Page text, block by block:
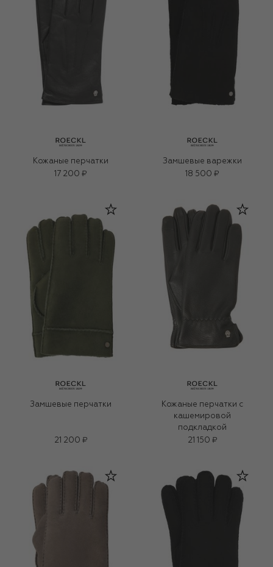
Кожаные перчатки
17 200 ₽
Замшевые варежки
18 500 ₽
Замшевые перчатки
21 200 ₽
Кожаные перчатки с
кашемировой
подкладкой
21 150 ₽